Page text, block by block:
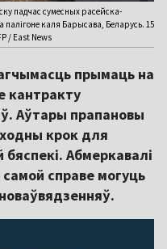
падчас сумесных расейска-
палігоне каля Барысава, Беларусь. 15
/ East News
прымаць на
кантракту
Аўтары прапановы
крок для
Абмеркавалі
справе могуць